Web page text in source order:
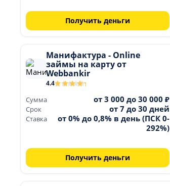
Получить деньги
Манифактура - Online
займы на карту от
Webbankir
4.4
Сумма от 3 000 до 30 000 ₽
Срок от 7 до 30 дней
Ставка
от 0% до 0,8% в день (ПСК 0-
292%)
Получить деньги